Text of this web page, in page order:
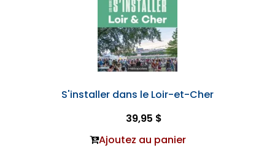
S'installer dans le Loir-et-Cher
39,95 $
Ajoutez au panier